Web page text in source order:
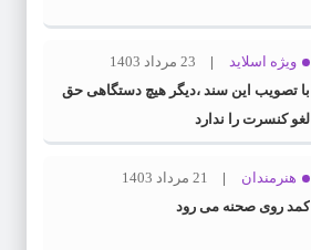
ویژه اسلاید
23 مرداد 1403
با تصویب این سند ،دیگر هیچ دستگاهی حق
لغو کنسرت را ندارد
هنرمندان
21 مرداد 1403
کمد روی صحنه می رود